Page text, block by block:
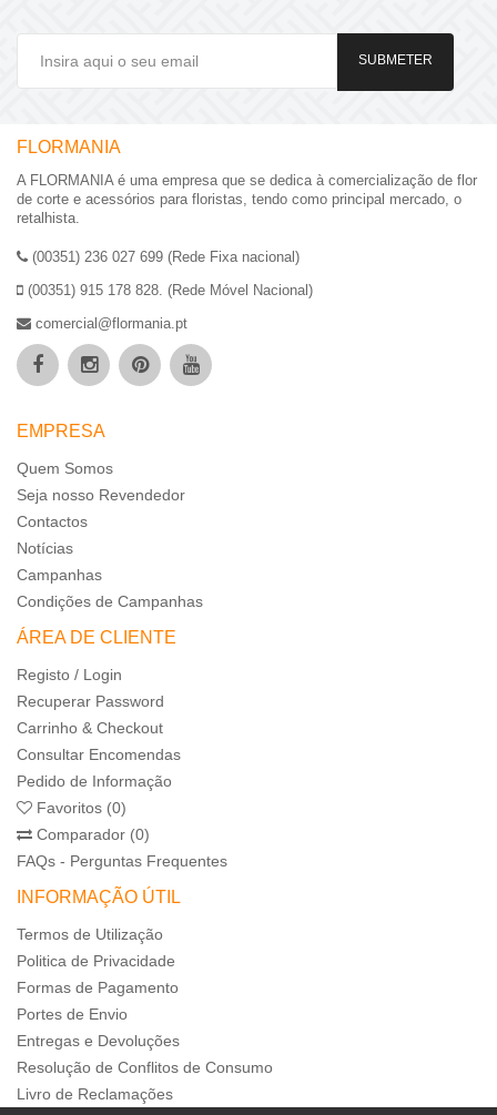
SUBMETER
FLORMANIA
A FLORMANIA é uma empresa que se dedica à comercialização de flor
de corte e acessórios para floristas, tendo como principal mercado, o
retalhista.
(00351) 236 027 699 (Rede Fixa nacional)
(00351) 915 178 828. (Rede Móvel Nacional)
comercial@flormania.pt
EMPRESA
Quem Somos
Seja nosso Revendedor
Contactos
Notícias
Campanhas
Condições de Campanhas
ÁREA DE CLIENTE
Registo / Login
Recuperar Password
Carrinho & Checkout
Consultar Encomendas
Pedido de Informação
Favoritos (0)
Comparador (0)
FAQs - Perguntas Frequentes
INFORMAÇÃO ÚTIL
Termos de Utilização
Politica de Privacidade
Formas de Pagamento
Portes de Envio
Entregas e Devoluções
Resolução de Conflitos de Consumo
Livro de Reclamações